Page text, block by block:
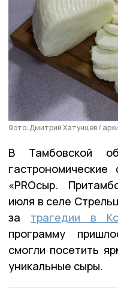
Фото: Дмитрий Хатунцев /
В Тамбовской
«PRОсыр.
июля в селе
за трагедии в
программу
смогли посетить
уникальные сыры.